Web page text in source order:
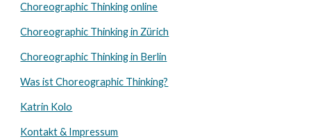
Choreographic Thinking online
Choreographic Thinking in Zürich
Choreographic Thinking in Berlin
Was ist Choreographic Thinking?
Katrin Kolo
Kontakt & Impressum